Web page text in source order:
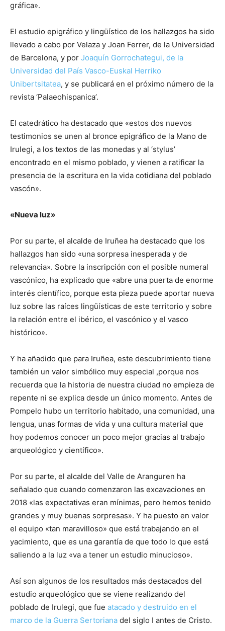
gráfica».
El estudio epigráfico y lingüístico de los hallazgos ha sido
llevado a cabo por Velaza y Joan Ferrer, de la Universidad
de Barcelona, y por Joaquín Gorrochategui, de la
Universidad del País Vasco-Euskal Herriko
Unibertsitatea, y se publicará en el próximo número de la
revista ‘Palaeohispanica’.
El catedrático ha destacado que «estos dos nuevos
testimonios se unen al bronce epigráfico de la Mano de
Irulegi, a los textos de las monedas y al ‘stylus’
encontrado en el mismo poblado, y vienen a ratificar la
presencia de la escritura en la vida cotidiana del poblado
vascón».
«Nueva luz»
Por su parte, el alcalde de Iruñea ha destacado que los
hallazgos han sido «una sorpresa inesperada y de
relevancia». Sobre la inscripción con el posible numeral
vascónico, ha explicado que «abre una puerta de enorme
interés científico, porque esta pieza puede aportar nueva
luz sobre las raíces lingüísticas de este territorio y sobre
la relación entre el ibérico, el vascónico y el vasco
histórico».
Y ha añadido que para Iruñea, este descubrimiento tiene
también un valor simbólico muy especial ,porque nos
recuerda que la historia de nuestra ciudad no empieza de
repente ni se explica desde un único momento. Antes de
Pompelo hubo un territorio habitado, una comunidad, una
lengua, unas formas de vida y una cultura material que
hoy podemos conocer un poco mejor gracias al trabajo
arqueológico y científico».
Por su parte, el alcalde del Valle de Aranguren ha
señalado que cuando comenzaron las excavaciones en
2018 «las expectativas eran mínimas, pero hemos tenido
grandes y muy buenas sorpresas». Y ha puesto en valor
el equipo «tan maravilloso» que está trabajando en el
yacimiento, que es una garantía de que todo lo que está
saliendo a la luz «va a tener un estudio minucioso».
Así son algunos de los resultados más destacados del
estudio arqueológico que se viene realizando del
poblado de Irulegi, que fue atacado y destruido en el
marco de la Guerra Sertoriana del siglo I antes de Cristo.